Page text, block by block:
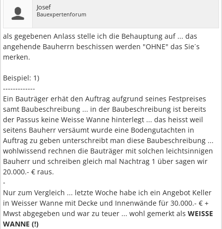
Josef
Bauexpertenforum
als gegebenen Anlass stelle ich die Behauptung auf ... das
angehende Bauherrn beschissen werden "OHNE" das Sie´s
merken.
Beispiel: 1)
-------------
Ein Bauträger erhät den Auftrag aufgrund seines Festpreises
samt Baubeschreibung ... in der Baubeschreibung ist bereits
der Passus keine Weisse Wanne hinterlegt ... das heisst weil
seitens Bauherr versäumt wurde eine Bodengutachten in
Auftrag zu geben unterschreibt man diese Baubeschreibung ...
wohlwissend rechnen die Bauträger mit solchen leichtsinnigen
Bauherr und schreiben gleich mal Nachtrag 1 über sagen wir
20.000.- € raus.
-
Nur zum Vergleich ... letzte Woche habe ich ein Angebot Keller
in Weisser Wanne mit Decke und Innenwände für 30.000.- € +
Mwst abgegeben und war zu teuer ... wohl gemerkt als WEISSE
WANNE (!)